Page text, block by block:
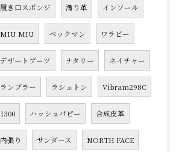
履き口スポンジ 滑り革 インソール
MIU MIU ベックマン ワラビー
デザートブーツ ナタリー ネイチャー
ランブラー ラシュトン Vibram298C
1300 ハッシュパピー 合成皮革
内張り サンダース NORTH FACE